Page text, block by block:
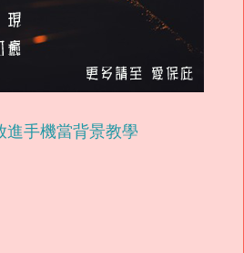
進手機當背景教學